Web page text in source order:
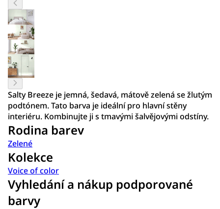
Salty Breeze je jemná, šedavá, mátově zelená se žlutým
podtónem. Tato barva je ideální pro hlavní stěny
interiéru. Kombinujte ji s tmavými šalvějovými odstíny.
Rodina barev
Zelené
Kolekce
Voice of color
Vyhledání a nákup podporované
barvy